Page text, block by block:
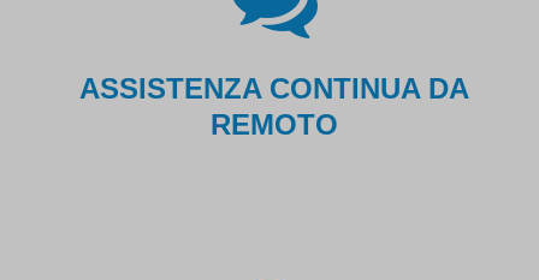
ASSISTENZA CONTINUA DA
REMOTO